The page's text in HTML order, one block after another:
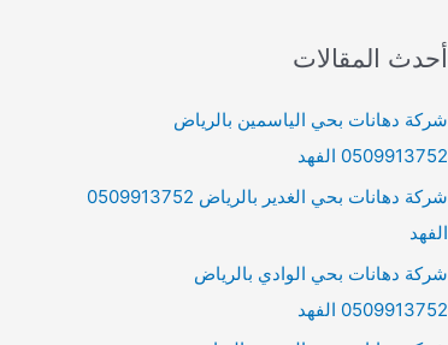
r
h
f
o
r
أحدث المقالات
شركة دهانات بحي الياسمين بالرياض
0509913752 الفهد
شركة دهانات بحي الغدير بالرياض 0509913752
الفهد
شركة دهانات بحي الوادي بالرياض
0509913752 الفهد